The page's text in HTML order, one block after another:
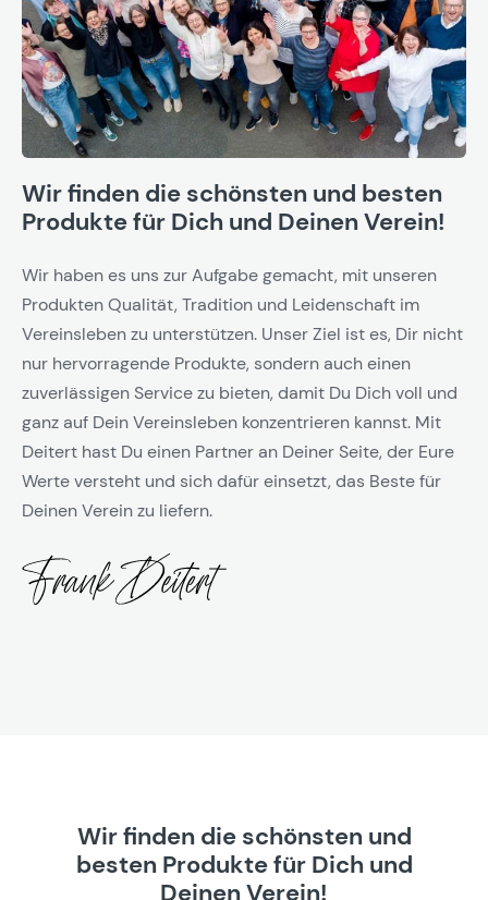
Wir finden die schönsten und besten
Produkte für Dich und Deinen Verein!
Wir haben es uns zur Aufgabe gemacht, mit unseren
Produkten Qualität, Tradition und Leidenschaft im
Vereinsleben zu unterstützen. Unser Ziel ist es, Dir nicht
nur hervorragende Produkte, sondern auch einen
zuverlässigen Service zu bieten, damit Du Dich voll und
ganz auf Dein Vereinsleben konzentrieren kannst. Mit
Deitert hast Du einen Partner an Deiner Seite, der Eure
Werte versteht und sich dafür einsetzt, das Beste für
Deinen Verein zu liefern.
Wir finden die schönsten und
besten Produkte für Dich und
Deinen Verein!